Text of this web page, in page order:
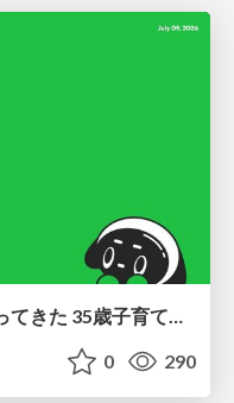
川下り型キャリア感できのこってきた 35歳子育て世帯の葛藤
0 290